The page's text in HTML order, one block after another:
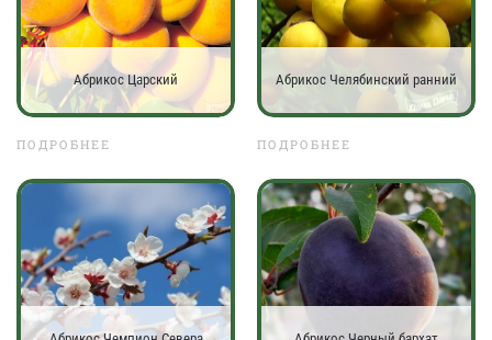
Абрикос Царский
ПОДРОБНЕЕ
Абрикос Челябинский ранний
ПОДРОБНЕЕ